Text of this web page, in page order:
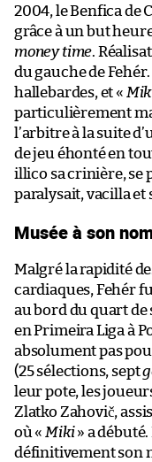
2004, le Benfica de
grâce à un but
money time.
du gauche de
hallebardes, et «
particulièrement
l’arbitre à la suite
de jeu éhonté en
illico sa crinière, se
paralysait, vacilla et
Musée à son
Malgré la rapidité
cardiaques, Fehér
au bord du quart de
en Primeira Liga à
absolument pas
(25 sélections, sept
leur pote, les
Zlatko Zahovič,
où «Miki» a
définitivement son